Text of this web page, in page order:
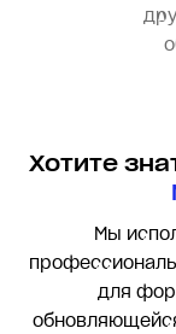
Хотите
Мы
для